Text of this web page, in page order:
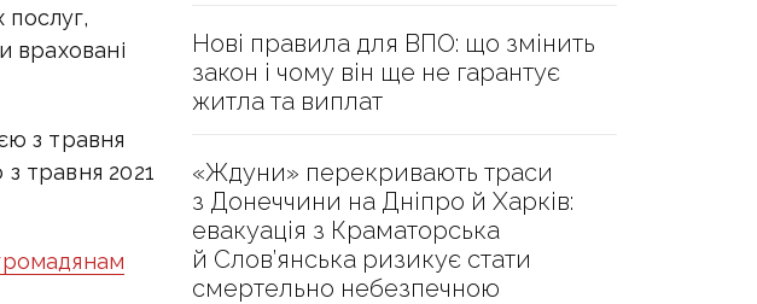
враховані
з травня
травня 2021
Нові правила для ВПО: що змінить
закон і чому він ще не гарантує
житла та виплат
«Ждуни» перекривають траси
з Донеччини на Дніпро й Харків:
евакуація з Краматорська
й Слов’янська ризикує стати
смертельно небезпечною